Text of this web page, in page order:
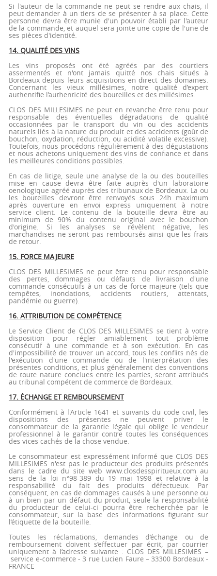
Si l'auteur de la commande ne peut se rendre aux chais, il
peut demander à un tiers de se présenter à sa place. Cette
personne devra être munie d'un pouvoir établi par l'auteur
de la commande, et auquel sera jointe une copie de l'une de
ses pièces d'identité.
14. QUALITÉ DES VINS
Les vins proposés ont été agréés par des courtiers
assermentés et n'ont jamais quitté nos chais situés à
Bordeaux depuis leurs acquisitions en direct des domaines.
Concernant les vieux millésimes, notre qualité d’expert
authentifie l’authenticité des bouteilles et des millésimes.
CLOS DES MILLESIMES ne peut en revanche être tenu pour
responsable des éventuelles dégradations de qualité
occasionnées par le transport du vin ou des accidents
naturels liés à la nature du produit et des accidents (goût de
bouchon, oxydation, réduction, ou acidité volatile excessive).
Toutefois, nous procédons régulièrement à des dégustations
et nous achetons uniquement des vins de confiance et dans
les meilleures conditions possibles.
En cas de litige, seule une analyse de la ou des bouteilles
mise en cause devra être faite auprès d'un laboratoire
oenologique agréé auprès des tribunaux de Bordeaux. La ou
les bouteilles devront être renvoyés sous 24h maximum
après ouverture en envoi express uniquement à notre
service client. Le contenu de la bouteille devra être au
minimum de 90% du contenu original avec le bouchon
d'origine. Si les analyses se révèlent négative, les
marchandises ne seront pas remboursés ainsi que les frais
de retour.
15. FORCE MAJEURE
CLOS DES MILLESIMES ne peut être tenu pour responsable
des pertes, dommages ou défauts de livraison d'une
commande consécutifs à un cas de force majeure (tels que
tempêtes, inondations, accidents routiers, attentats,
pandémie ou guerre).
16. ATTRIBUTION DE COMPÉTENCE
Le Service Client de CLOS DES MILLESIMES se tient à votre
disposition pour régler amiablement tout problème
consécutif à une commande et à son exécution. En cas
d'impossibilité de trouver un accord, tous les conflits nés de
l'exécution d'une commande ou de l'interprétation des
présentes conditions, et plus généralement des conventions
de toute nature conclues entre les parties, seront attribués
au tribunal compétent de commerce de Bordeaux.
17. ÉCHANGE ET REMBOURSEMENT
Conformément à l'Article 1641 et suivants du code civil, les
dispositions des présentes ne peuvent priver le
consommateur de la garantie légale qui oblige le vendeur
professionnel à le garantir contre toutes les conséquences
des vices cachés de la chose vendue.
Le consommateur est expressément informé que CLOS DES
MILLESIMES n'est pas le producteur des produits présentés
dans le cadre du site web www.closdesspiritueux.com au
sens de la loi n°98-389 du 19 mai 1998 et relative à la
responsabilité du fait des produits défectueux. Par
conséquent, en cas de dommages causés à une personne ou
à un bien par un défaut du produit, seule la responsabilité
du producteur de celui-ci pourra être recherchée par le
consommateur, sur la base des informations figurant sur
l’étiquette de la bouteille.
Toutes les réclamations, demandes d’échange ou de
remboursement doivent s’effectuer par écrit, par courrier
uniquement à l’adresse suivante : CLOS DES MILLESIMES –
service e-commerce - 3 rue Lucien Faure – 33300 Bordeaux -
FRANCE